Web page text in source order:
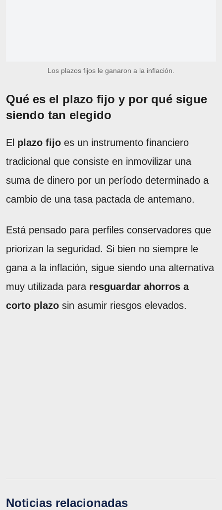
Los plazos fijos le ganaron a la inflación.
Qué es el plazo fijo y por qué sigue
siendo tan elegido
El plazo fijo es un instrumento financiero
tradicional que consiste en inmovilizar una
suma de dinero por un período determinado a
cambio de una tasa pactada de antemano.
Está pensado para perfiles conservadores que
priorizan la seguridad. Si bien no siempre le
gana a la inflación, sigue siendo una alternativa
muy utilizada para resguardar ahorros a
corto plazo sin asumir riesgos elevados.
Noticias relacionadas